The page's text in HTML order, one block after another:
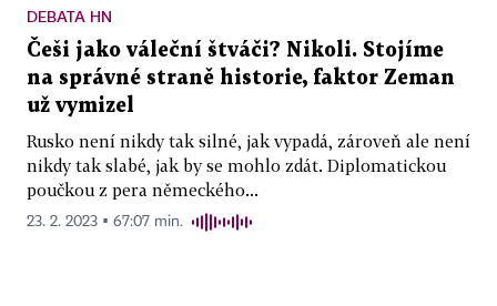
DEBATA HN
Češi jako váleční štváči? Nikoli. Stojíme
na správné straně historie, faktor Zeman
už vymizel
Rusko není nikdy tak silné, jak vypadá, zároveň ale není
nikdy tak slabé, jak by se mohlo zdát. Diplomatickou
poučkou z pera německého...
23. 2. 2023 ▪ 67:07 min.